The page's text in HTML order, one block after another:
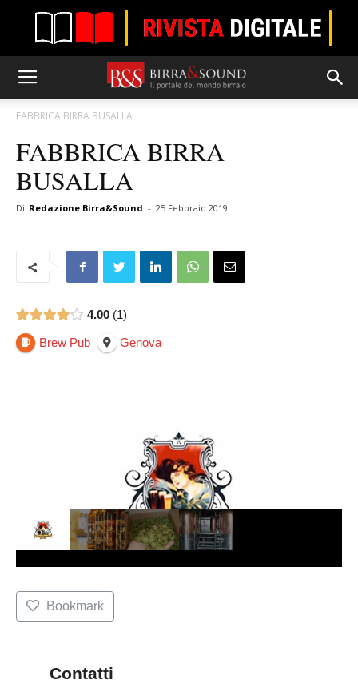
FABBRICA BIRRA BUSALLA
FABBRICA BIRRA
BUSALLA
Di Redazione Birra&Sound - 25 Febbraio 2019
4.00 1
Brew Pub Genova
Bookmark
Contatti